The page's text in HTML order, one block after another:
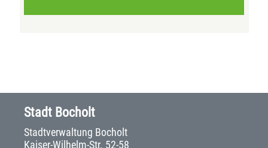
Stadt Bocholt
Stadtverwaltung Bocholt
Kaiser-Wilhelm-Str. 52-58